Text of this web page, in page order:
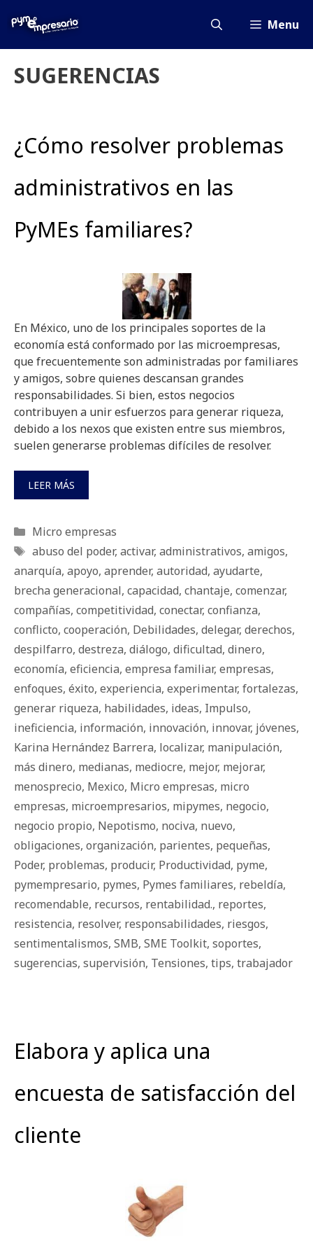
Menu
SUGERENCIAS
¿Cómo resolver problemas
administrativos en las
PyMEs familiares?
En México, uno de los principales soportes de la
economía está conformado por las microempresas,
que frecuentemente son administradas por familiares
y amigos, sobre quienes descansan grandes
responsabilidades. Si bien, estos negocios
contribuyen a unir esfuerzos para generar riqueza,
debido a los nexos que existen entre sus miembros,
suelen generarse problemas difíciles de resolver.
LEER MÁS
Categorías
Micro empresas
Etiquetas
abuso del poder, activar, administrativos, amigos,
anarquía, apoyo, aprender, autoridad, ayudarte,
brecha generacional, capacidad, chantaje, comenzar,
compañías, competitividad, conectar, confianza,
conflicto, cooperación, Debilidades, delegar, derechos,
despilfarro, destreza, diálogo, dificultad, dinero,
economía, eficiencia, empresa familiar, empresas,
enfoques, éxito, experiencia, experimentar, fortalezas,
generar riqueza, habilidades, ideas, Impulso,
ineficiencia, información, innovación, innovar, jóvenes,
Karina Hernández Barrera, localizar, manipulación,
más dinero, medianas, mediocre, mejor, mejorar,
menosprecio, Mexico, Micro empresas, micro
empresas, microempresarios, mipymes, negocio,
negocio propio, Nepotismo, nociva, nuevo,
obligaciones, organización, parientes, pequeñas,
Poder, problemas, producir, Productividad, pyme,
pymempresario, pymes, Pymes familiares, rebeldía,
recomendable, recursos, rentabilidad., reportes,
resistencia, resolver, responsabilidades, riesgos,
sentimentalismos, SMB, SME Toolkit, soportes,
sugerencias, supervisión, Tensiones, tips, trabajador
Elabora y aplica una
encuesta de satisfacción del
cliente